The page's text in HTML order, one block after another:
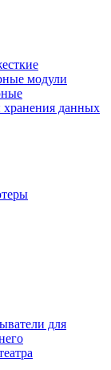
модули
данных
для